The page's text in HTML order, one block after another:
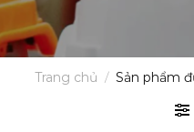
Trang chủ / Sản phẩm